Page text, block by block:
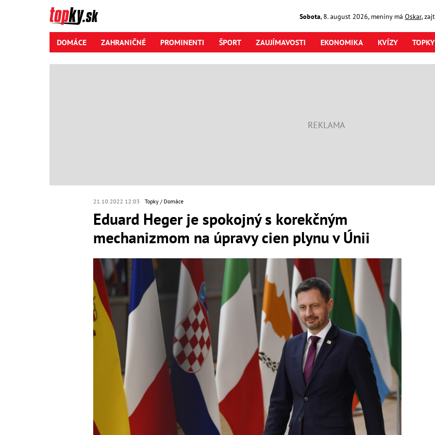
Sobota, 8. august2026, meniny má Oskar,
DOMÁCE ZAHRANIČNÉ PROMINENTI ŠPORT ZAUJÍMAVOSTI EKONOMIKA KVÍZY
21.10.2022 12:03 Topky Domáce
Eduard Heger je spokojný s korekčným
mechanizmom na úpravy cien plynu v Únii